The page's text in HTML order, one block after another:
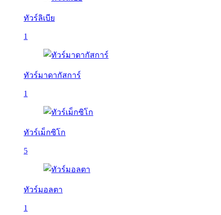
ทัวร์ลิเบีย
1
ทัวร์มาดากัสการ์
1
ทัวร์เม็กซิโก
5
ทัวร์มอลตา
1